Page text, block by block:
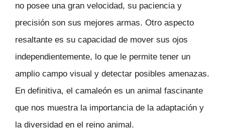
no posee una gran velocidad, su paciencia y
precisión son sus mejores armas. Otro aspecto
resaltante es su capacidad de mover sus ojos
independientemente, lo que le permite tener un
amplio campo visual y detectar posibles amenazas.
En definitiva, el camaleón es un animal fascinante
que nos muestra la importancia de la adaptación y
la diversidad en el reino animal.